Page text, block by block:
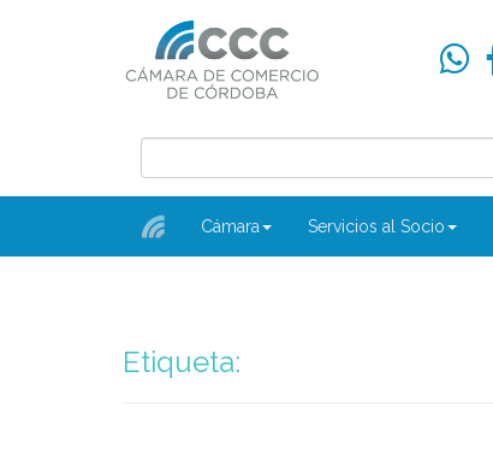
Cámara Servicios al Socio
Etiqueta: